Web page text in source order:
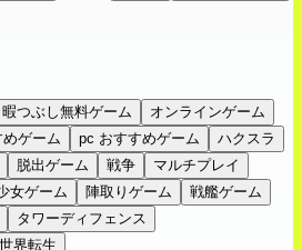
暇つぶし無料ゲーム
オンラインゲーム
ゲーム pc おすすめゲーム
ハクスラ
脱出ゲーム 戦争
マルチプレイ
女ゲーム 陣取りゲーム
戦艦ゲーム
タワーディフェンス
界転生